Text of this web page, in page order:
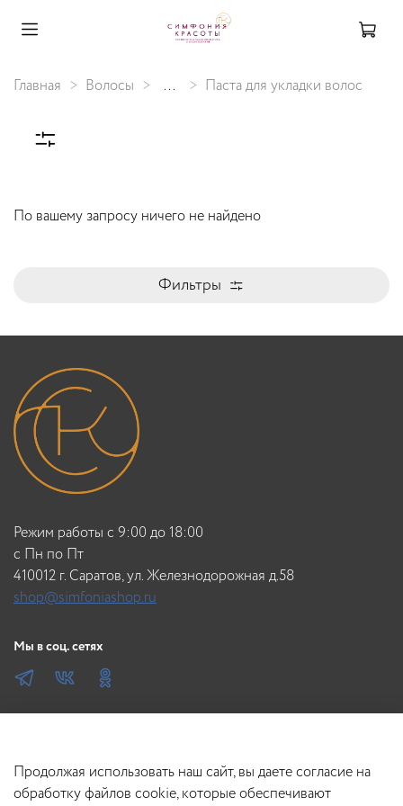
Главная Волосы ... Паста для укладки волос
По вашему запросу ничего не найдено
Фильтры
Режим работы с 9:00 до 18:00
c Пн по Пт
410012 г. Саратов, ул. Железнодорожная д.58
shop@simfoniashop.ru
Мы в соц. сетях
Продолжая использовать наш сайт, вы даете согласие на
обработку файлов cookie, которые обеспечивают